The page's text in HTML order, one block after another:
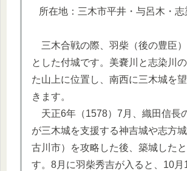
所在地：三木市平井・与呂木・志
三木合戦の際、羽柴（後の豊臣
とした付城です。美嚢川と志染川
た山上に位置し、南西に三木城を
きます。
天正6年（1578）7月、織田信長
が三木城を支援する神吉城や志方
古川市）を攻略した後、築城した
す。8月に羽柴秀吉が入ると、10月